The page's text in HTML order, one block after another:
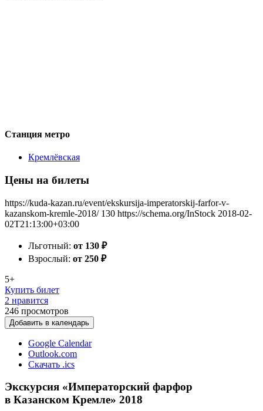
Станция метро
Кремлёвская
Цены на билеты
https://kuda-kazan.ru/event/ekskursija-imperatorskij-farfor-v-
kazanskom-kremle-2018/ 130 https://schema.org/InStock 2018-02-
02T21:13:00+03:00
Льготный: от 130 ₽
Взрослый: от 250 ₽
5+
Купить билет
2 нравится
246 просмотров
Добавить в календарь
Google Calendar
Outlook.com
Скачать .ics
Экскурсия «Императорский фарфор
в Казанском Кремле» 2018